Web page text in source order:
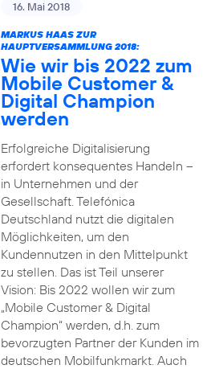
16. Mai 2018
MARKUS HAAS ZUR
HAUPTVERSAMMLUNG 2018:
Wie wir bis 2022 zum
Mobile Customer &
Digital Champion
werden
Erfolgreiche Digitalisierung
erfordert konsequentes Handeln –
in Unternehmen und der
Gesellschaft. Telefónica
Deutschland nutzt die digitalen
Möglichkeiten, um den
Kundennutzen in den Mittelpunkt
zu stellen. Das ist Teil unserer
Vision: Bis 2022 wollen wir zum
„Mobile Customer & Digital
Champion“ werden, d.h. zum
bevorzugten Partner der Kunden im
deutschen Mobilfunkmarkt. Auch